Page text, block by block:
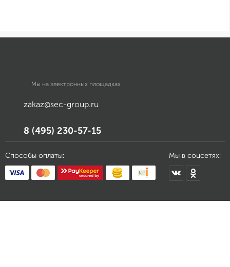
Мы на электронных площадках
zakaz@sec-group.ru
8 (495) 230-57-15
Способы оплаты: Мы в соцсетях: